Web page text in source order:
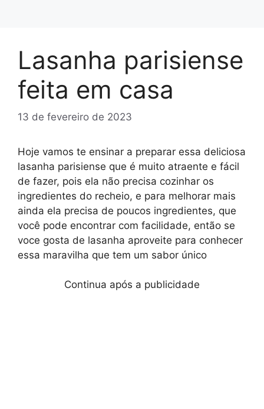
Lasanha parisiense
feita em casa
13 de fevereiro de 2023
Hoje vamos te ensinar a preparar essa deliciosa
lasanha parisiense que é muito atraente e fácil
de fazer, pois ela não precisa cozinhar os
ingredientes do recheio, e para melhorar mais
ainda ela precisa de poucos ingredientes, que
você pode encontrar com facilidade, então se
voce gosta de lasanha aproveite para conhecer
essa maravilha que tem um sabor único
Continua após a publicidade